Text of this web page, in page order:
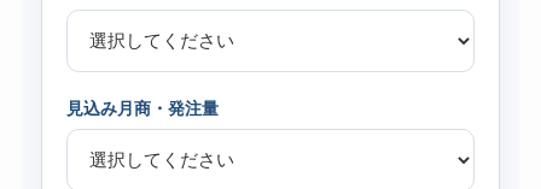
見込み月商・発注量